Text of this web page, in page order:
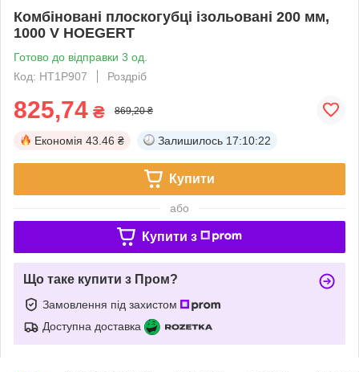
Комбіновані плоскогубці ізольовані 200 мм,
1000 V HOEGERT
Готово до відправки 3 од.
Код: HT1P907
Роздріб
825,74 ₴ 869,20 ₴
Економія 43.46 ₴ Залишилось 17:10:21
Купити
або
Купити з
Що таке купити з Пром?
Замовлення під захистом
Доступна доставка